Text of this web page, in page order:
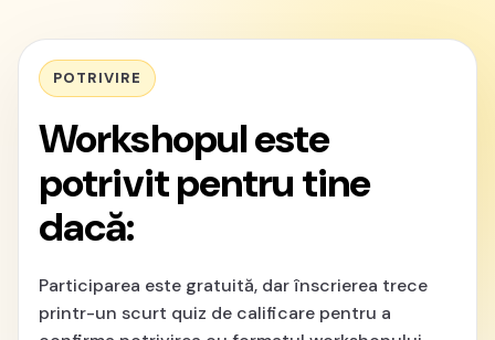
POTRIVIRE
Workshopul este
potrivit pentru tine
dacă:
Participarea este gratuită, dar înscrierea trece
printr-un scurt quiz de calificare pentru a